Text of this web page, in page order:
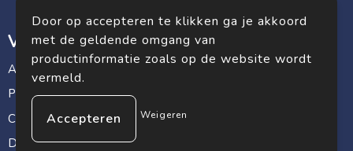
Veilig winkelen
Algemene voorwaarden
Privacyverklaring
Cookiebeleid
Disclaimer
Door op accepteren te klikken ga je akkoord
met de geldende omgang van
productinformatie zoals op de website wordt
vermeld.
Weigeren